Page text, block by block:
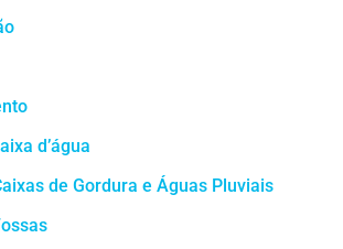
d’água
de Gordura e Águas Pluviais